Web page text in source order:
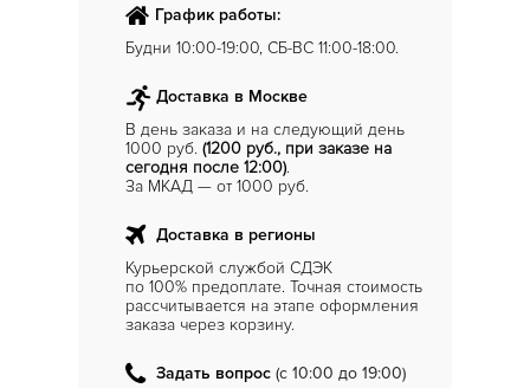
График работы:
Будни 10:00-19:00, СБ-ВС 11:00-18:00.
Доставка в Москве
В день заказа и на следующий день
1000 руб. (1200 руб., при заказе на
сегодня после 12:00).
За МКАД — от 1000 руб.
Доставка в регионы
Курьерской службой СДЭК
по 100% предоплате. Точная стоимость
рассчитывается на этапе оформления
заказа через корзину.
Задать вопрос (с 10:00 до 19:00)